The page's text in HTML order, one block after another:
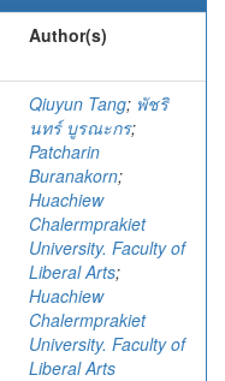
Author(s)
Qiuyun Tang; พัชริ
นทร์ บูรณะกร;
Patcharin
Buranakorn;
Huachiew
Chalermprakiet
University. Faculty of
Liberal Arts;
Huachiew
Chalermprakiet
University. Faculty of
Liberal Arts